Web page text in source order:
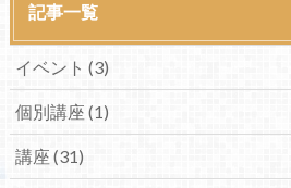
記事一覧
イベント (3)
個別講座 (1)
講座 (31)